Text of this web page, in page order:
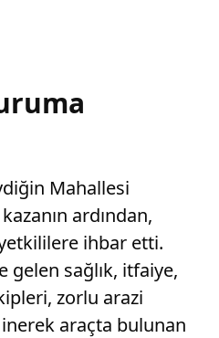
Mahallesi
ardından,
ihbar etti.
gelen sağlık, itfaiye,
zorlu arazi
araçta bulunan